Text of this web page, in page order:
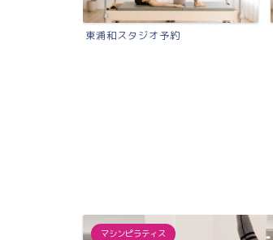
東浦和｜大人女性のためのマシンピ
マシンピラティス